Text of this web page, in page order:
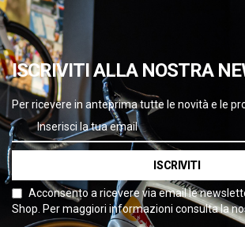
ISCRIVITI ALLA NOSTRA
Per ricevere in anteprima tutte le novità e le
ISCRIVITI
Acconsento a ricevere via email le
Shop. Per maggiori informazioni consulta la